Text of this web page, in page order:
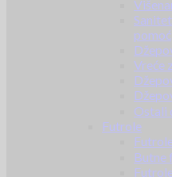
pomoć
Vreće
Ostali
Futrole
Butne